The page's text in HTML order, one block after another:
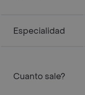
Especialidad
Cuanto sale?